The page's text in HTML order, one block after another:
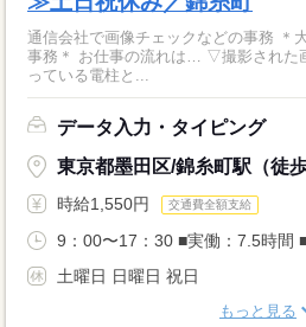
通信会社で画像チェックなどの事務 ＊大人気の電話なし・モクモク
事務＊ お仕事の流れは… ▽撮影された画像マップを見る ▽画像に映
っている電柱と...
データ入力・タイピング
東京都墨田区/錦糸町駅（徒歩
時給1,550円 交通費全額支給
9：00〜17：30 ■実働：7.5時間
土曜日 日曜日 祝日
もっと見る